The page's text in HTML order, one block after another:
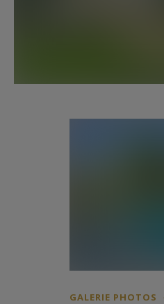
piscine intérieure,
massage, salle de sport
chaque instant dans la
GALERIE PHOTOS